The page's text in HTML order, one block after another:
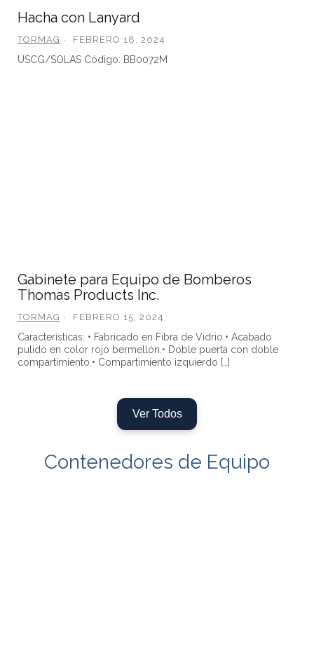
Hacha con Lanyard
TORMAG FEBRERO 18, 2024
USCG/SOLAS Código: BB0072M
Gabinete para Equipo de Bomberos
Thomas Products Inc.
TORMAG FEBRERO 15, 2024
Características: • Fabricado en Fibra de Vidrio.• Acabado
pulido en color rojo bermellón.• Doble puerta con doble
compartimiento.• Compartimiento izquierdo […]
Ver Todos
Contenedores de Equipo